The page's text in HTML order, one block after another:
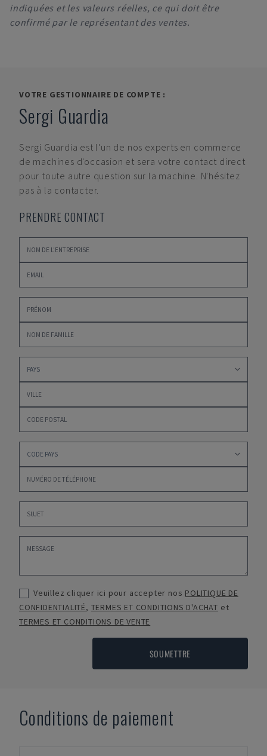
indiquées et les valeurs réelles, ce qui doit être
confirmé par le représentant des ventes.
VOTRE GESTIONNAIRE DE COMPTE :
Sergi Guardia
Sergi Guardia est l'un de nos experts en commerce
de machines d'occasion et sera votre contact direct
pour toute autre question sur la machine. N'hésitez
pas à la contacter.
PRENDRE CONTACT
Veuillez cliquer ici pour accepter nos POLITIQUE DE
CONFIDENTIALITÉ, TERMES ET CONDITIONS D'ACHAT et
TERMES ET CONDITIONS DE VENTE
SOUMETTRE
Conditions de paiement